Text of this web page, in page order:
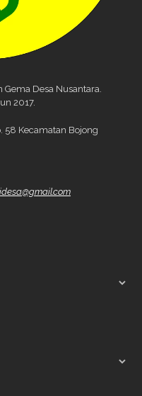
Desa Nusantara.
2017.
58 Kecamatan Bojong